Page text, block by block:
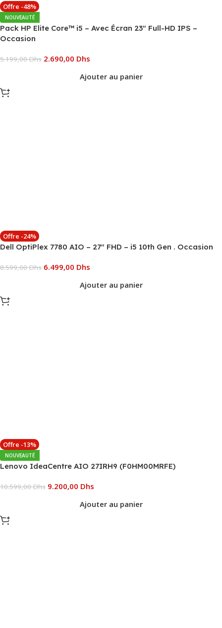
Offre -48%
NOUVEAUTÉ
Pack HP Elite Core™ i5 – Avec Écran 23″ Full-HD IPS –
Occasion
5.199,00Dhs 2.690,00 Dhs
Ajouter au panier
Offre -24%
Dell OptiPlex 7780 AIO – 27″ FHD – i5 10th Gen . Occasion
8.599,00Dhs 6.499,00 Dhs
Ajouter au panier
Offre -13%
NOUVEAUTÉ
Lenovo IdeaCentre AIO 27IRH9 (F0HM00MRFE)
10.599,00Dhs 9.200,00 Dhs
Ajouter au panier